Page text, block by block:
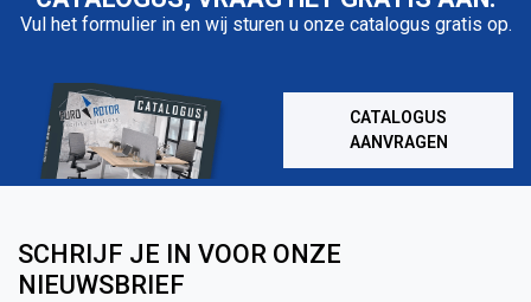
Vul het formulier in en wij sturen u onze catalogus gratis op.
CATALOGUS
AANVRAGEN
SCHRIJF JE IN VOOR ONZE
NIEUWSBRIEF